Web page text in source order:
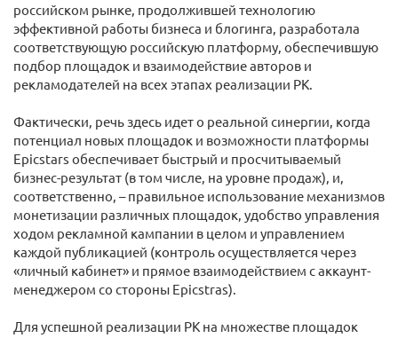
российском рынке, продолжившей технологию
эффективной работы бизнеса и блогинга, разработала
соответствующую российскую платформу, обеспечившую
подбор площадок и взаимодействие авторов и
рекламодателей на всех этапах реализации РК.
Фактически, речь здесь идет о реальной синергии, когда
потенциал новых площадок и возможности платформы
Epicstars обеспечивает быстрый и просчитываемый
бизнес-результат (в том числе, на уровне продаж), и,
соответственно, – правильное использование механизмов
монетизации различных площадок, удобство управления
ходом рекламной кампании в целом и управлением
каждой публикацией (контроль осуществляется через
«личный кабинет» и прямое взаимодействием с аккаунт-
менеджером со стороны Epicstras).
Для успешной реализации РК на множестве площадок